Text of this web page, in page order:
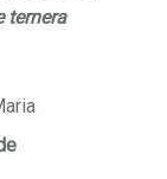
ternera